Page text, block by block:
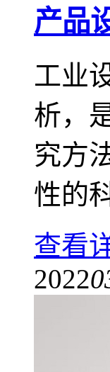
产品
工业
析，
究方
性的
查看
2022